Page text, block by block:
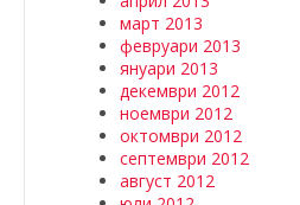
март 2013
февруари 2013
януари 2013
декември 2012
ноември 2012
октомври 2012
септември 2012
август 2012